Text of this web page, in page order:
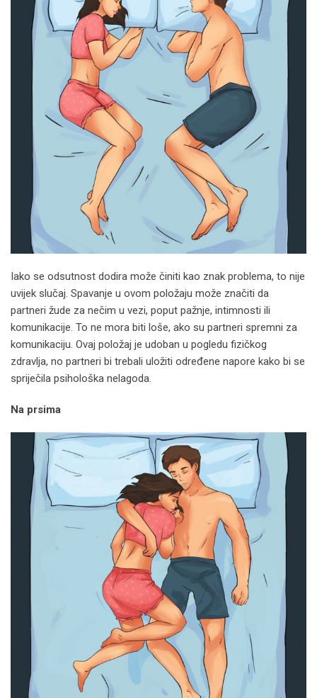
Iako se odsutnost dodira može činiti kao znak problema, to nije
uvijek slučaj. Spavanje u ovom položaju može značiti da
partneri žude za nečim u vezi, poput pažnje, intimnosti ili
komunikacije. To ne mora biti loše, ako su partneri spremni za
komunikaciju. Ovaj položaj je udoban u pogledu fizičkog
zdravlja, no partneri bi trebali uložiti određene napore kako bi se
spriječila psihološka nelagoda.
Na prsima